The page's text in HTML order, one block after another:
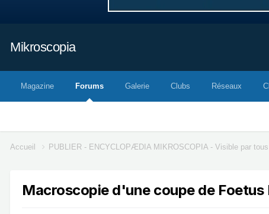
Mikroscopia
Magazine Forums Galerie Clubs Réseaux
Accueil PUBLIER - ENCYCLOPÆDIA MIKROSCOPIA - Visible par
Macroscopie d'une coupe de Foetus